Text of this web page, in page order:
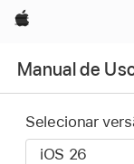
Apple
Manual de
Selecionar